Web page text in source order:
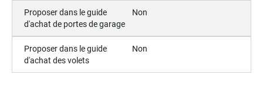
Proposer dans le guide
d'achat de portes de garage
Non
Proposer dans le guide
d'achat des volets
Non